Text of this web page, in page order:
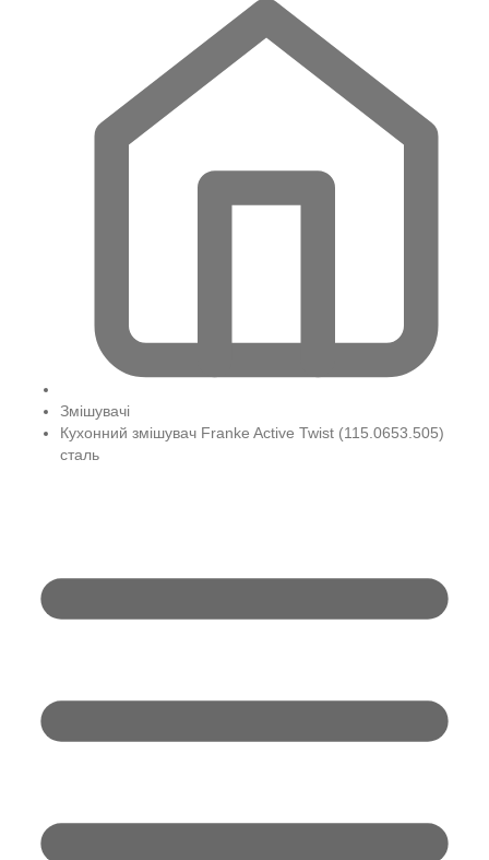
Змішувачі
Кухонний змішувач Franke Active Twist (115.0653.505)
сталь